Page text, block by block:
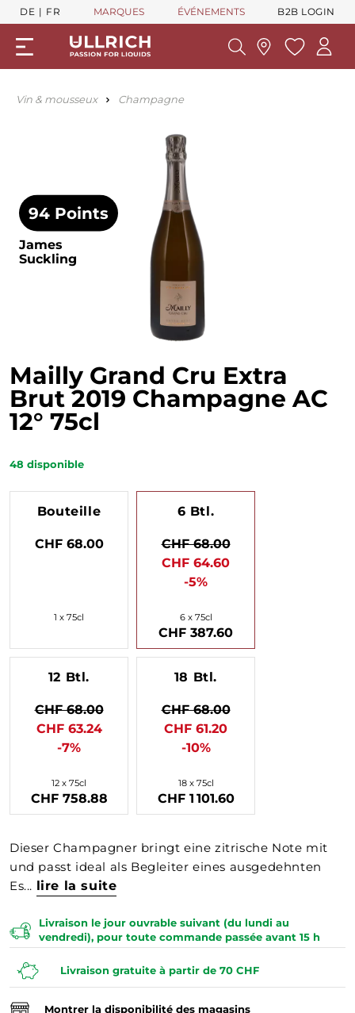
DE FR MARQUES ÉVÉNEMENTS B2B LOGIN
Vin & mousseux Champagne
94 Points
James
Suckling
Mailly Grand Cru Extra
Brut 2019 Champagne AC
12° 75cl
48 disponible
Bouteille
CHF 68.00
1 x 75cl
6 Btl.
CHF 68.00
CHF 64.60
-5%
6 x 75cl
CHF 387.60
12 Btl.
CHF 68.00
CHF 63.24
-7%
12 x 75cl
CHF 758.88
18 Btl.
CHF 68.00
CHF 61.20
-10%
18 x 75cl
CHF 1 101.60
Dieser Champagner bringt eine zitrische Note mit
und passt ideal als Begleiter eines ausgedehnten
Es... lire la suite
Livraison le jour ouvrable suivant (du lundi au
vendredi), pour toute commande passée avant 15 h
Livraison gratuite à partir de 70 CHF
Montrer la disponibilité des magasins